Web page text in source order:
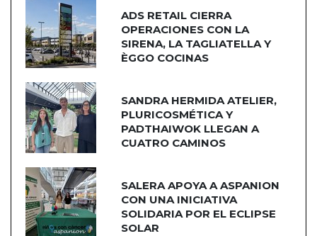
ADS RETAIL CIERRA
OPERACIONES CON LA
SIRENA, LA TAGLIATELLA Y
ÈGGO COCINAS
SANDRA HERMIDA ATELIER,
PLURICOSMÉTICA Y
PADTHAIWOK LLEGAN A
CUATRO CAMINOS
SALERA APOYA A ASPANION
CON UNA INICIATIVA
SOLIDARIA POR EL ECLIPSE
SOLAR